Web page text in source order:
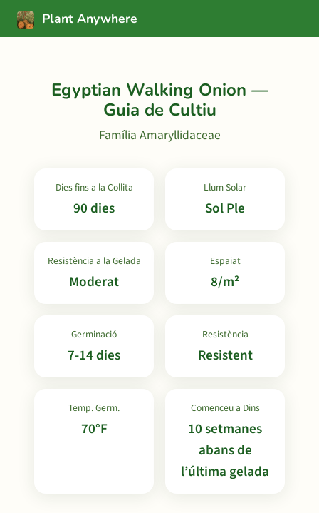
Plant Anywhere
Egyptian Walking Onion —
Guia de Cultiu
Família Amaryllidaceae
Dies fins a la Collita
90 dies
Llum Solar
Sol Ple
Resistència a la Gelada
Moderat
Espaiat
8/m²
Germinació
7-14 dies
Resistència
Resistent
Temp. Germ.
70°F
Comenceu a Dins
10 setmanes
abans de
l’última gelada